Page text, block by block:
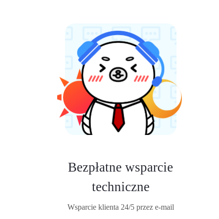
Bezpłatne wsparcie
techniczne
Wsparcie klienta 24/5 przez e-mail